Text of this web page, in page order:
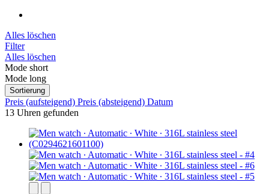
Alles löschen
Filter
Alles löschen
Mode short
Mode long
Sortierung
Preis (aufsteigend) Preis (absteigend) Datum
13 Uhren gefunden